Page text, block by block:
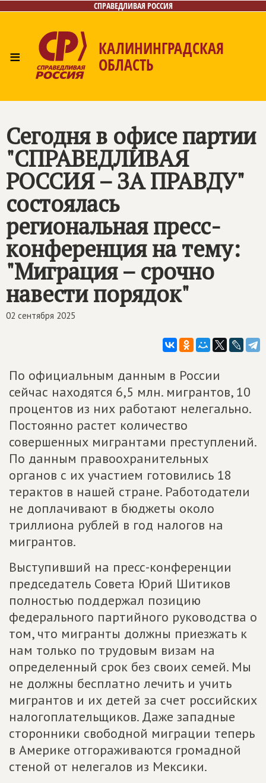
СПРАВЕДЛИВАЯ РОССИЯ
≡ КАЛИНИНГРАДСКАЯ
ОБЛАСТЬ
Контакты
Сегодня в офисе партии
"СПРАВЕДЛИВАЯ
РОССИЯ – ЗА ПРАВДУ"
состоялась
региональная пресс-
конференция на тему:
"Миграция – срочно
навести порядок"
02 сентября 2025
По официальным данным в России
сейчас находятся 6,5 млн. мигрантов, 10
процентов из них работают нелегально.
Постоянно растет количество
совершенных мигрантами преступлений.
По данным правоохранительных
органов с их участием готовились 18
терактов в нашей стране. Работодатели
не доплачивают в бюджеты около
триллиона рублей в год налогов на
мигрантов.
Выступивший на пресс-конференции
председатель Совета Юрий Шитиков
полностью поддержал позицию
федерального партийного руководства о
том, что мигранты должны приезжать к
нам только по трудовым визам на
определенный срок без своих семей. Мы
не должны бесплатно лечить и учить
мигрантов и их детей за счет российских
налогоплательщиков. Даже западные
сторонники свободной миграции теперь
в Америке отгораживаются громадной
стеной от нелегалов из Мексики.